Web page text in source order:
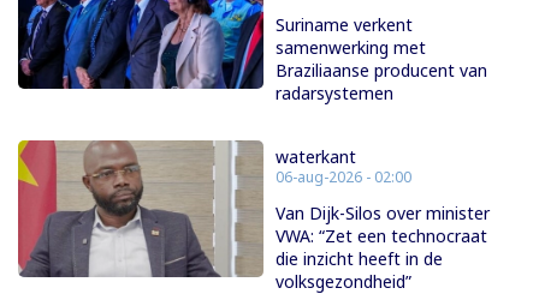
Suriname verkent
samenwerking met
Braziliaanse producent van
radarsystemen
waterkant
06-aug-2026 - 02:00
Van Dijk-Silos over minister
VWA: “Zet een technocraat
die inzicht heeft in de
volksgezondheid”